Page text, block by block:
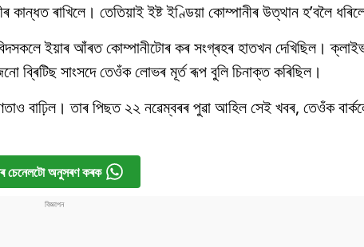
কান্ধত ৰাখিলে। তেতিয়াই ইষ্ট ইণ্ডিয়া কোম্পানীৰ উত্থান হ’বলৈ
ইয়াৰ আঁৰত কোম্পানীটোৰ কৰ সংগ্ৰহৰ হাতখন দেখিছিল।
ব্ৰিটিছ সাংসদে তেওঁক লোভৰ মূৰ্ত ৰূপ বুলি চিনাক্ত কৰিছিল।
বাঢ়িল। তাৰ পিছত ২২ নৱেম্বৰৰ পুৱা আহিল সেই খবৰ, তেওঁক
চেনেলটো অনুসৰণ কৰক